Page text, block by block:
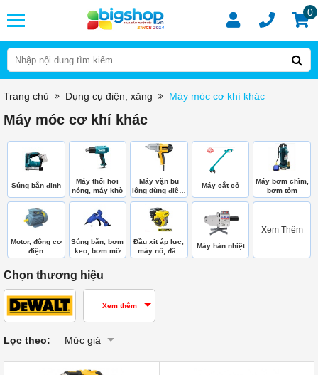
0
Trang chủ Dụng cụ điện, xăng Máy móc cơ khí khác
Máy móc cơ khí khác
Súng bắn đinh
Máy thổi hơi
nóng, máy khò
Máy vặn bu
lông dùng điện,
hơi
Máy cắt cỏ
Máy bơm chìm,
bơm tỏm
Motor, động cơ
điện
Súng bắn, bơm
keo, bơm mỡ
Đầu xịt áp lực,
máy nổ, đầu
bơm
Máy hàn nhiệt
Xem Thêm
Chọn thương hiệu
Xem thêm
Lọc theo: Mức giá